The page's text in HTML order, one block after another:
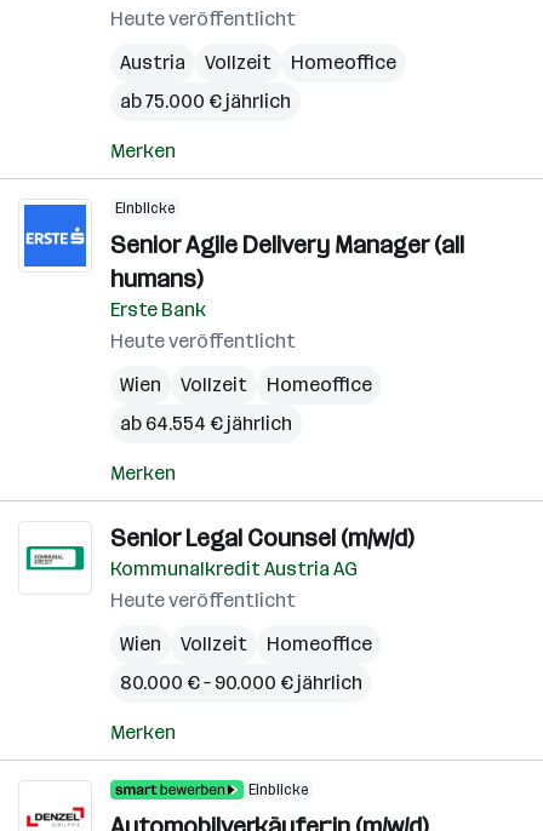
Heute veröffentlicht
Austria
Vollzeit
Homeoffice
ab 75.000 € jährlich
Merken
Einblicke
Senior Agile Delivery Manager (all
humans)
Erste Bank
Heute veröffentlicht
Wien
Vollzeit
Homeoffice
ab 64.554 € jährlich
Merken
Senior Legal Counsel (m/w/d)
Kommunalkredit Austria AG
Heute veröffentlicht
Wien
Vollzeit
Homeoffice
80.000 € – 90.000 € jährlich
Merken
Einblicke